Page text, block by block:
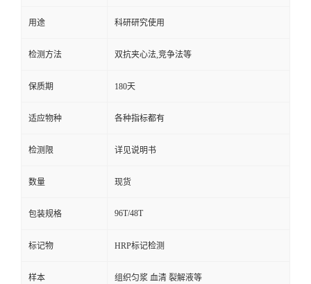
用途 科研研究使用
检测方法 双抗夹心法,竞争法等
保质期 180天
适应物种 各种指标都有
检测限 详见说明书
数量 现货
包装规格 96T/48T
标记物 HRP标记检测
样本 组织匀浆 血清 裂解液等